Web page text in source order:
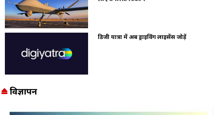
डिजी यात्रा में अब ड्राइविंग लाइसेंस जोड़ें
विज्ञापन